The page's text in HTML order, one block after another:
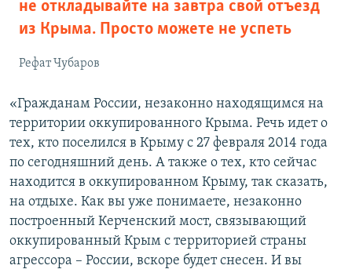
не откладывайте на завтра свой отъезд
из Крыма. Просто можете не успеть
Рефат Чубаров
«Гражданам России, незаконно находящимся на
территории оккупированного Крыма. Речь идет о
тех, кто поселился в Крыму с 27 февраля 2014 года
по сегодняшний день. А также о тех, кто сейчас
находится в оккупированном Крыму, так сказать,
на отдыхе. Как вы уже понимаете, незаконно
построенный Керченский мост, связывающий
оккупированный Крым с территорией страны
агрессора – России, вскоре будет снесен. И вы